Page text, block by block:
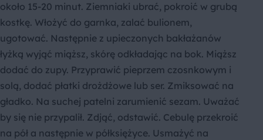
około 15-20 minut. Ziemniaki ubrać, pokroić w grubą
kostkę. Włożyć do garnka, zalać bulionem,
ugotować. Następnie z upieczonych bakłażanów
łyżką wyjąć miąższ, skórę odkładając na bok. Miąższ
dodać do zupy. Przyprawić pieprzem czosnkowym i
solą, dodać płatki drożdżowe lub ser. Zmiksować na
gładko. Na suchej patelni zarumienić sezam. Uważać
by się nie przypalił. Zdjąć, odstawić. Cebulę przekroić
na pół a następnie w półksiężyce. Usmażyć na